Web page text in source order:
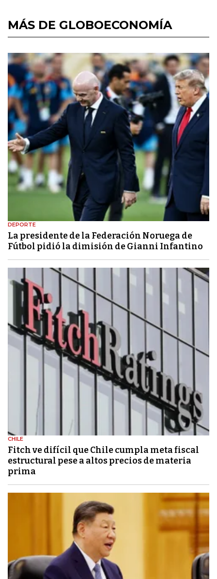
MÁS DE GLOBOECONOMÍA
DEPORTE
La presidente de la Federación Noruega de
Fútbol pidió la dimisión de Gianni Infantino
CHILE
Fitch ve difícil que Chile cumpla meta fiscal
estructural pese a altos precios de materia
prima